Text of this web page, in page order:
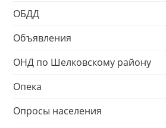
ОБДД
Объявления
ОНД по Шелковскому району
Опека
Опросы населения